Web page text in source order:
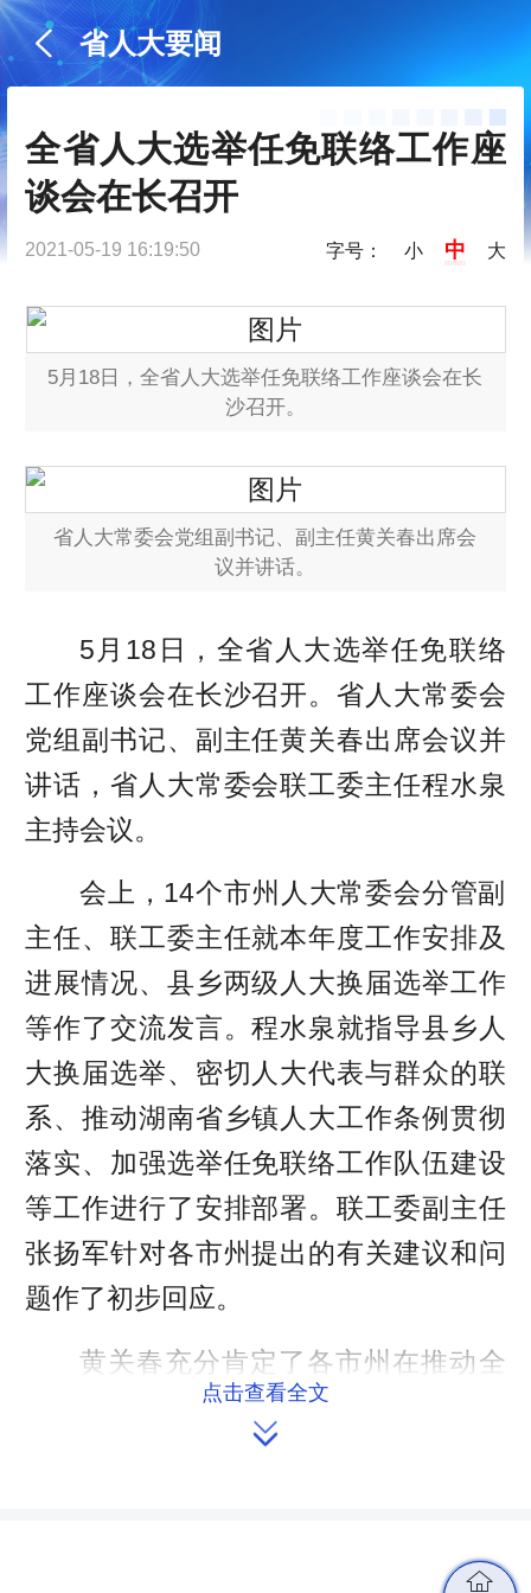
省人大要闻
全省人大选举任免联络工作座
谈会在长召开
2021-05-19 16:19:50 字号： 小 中 大
5月18日，全省人大选举任免联络工作座谈会在长
沙召开。
省人大常委会党组副书记、副主任黄关春出席会
议并讲话。
5月18日，全省人大选举任免联络
工作座谈会在长沙召开。省人大常委会
党组副书记、副主任黄关春出席会议并
讲话，省人大常委会联工委主任程水泉
主持会议。
会上，14个市州人大常委会分管副
主任、联工委主任就本年度工作安排及
进展情况、县乡两级人大换届选举工作
等作了交流发言。程水泉就指导县乡人
大换届选举、密切人大代表与群众的联
系、推动湖南省乡镇人大工作条例贯彻
落实、加强选举任免联络工作队伍建设
等工作进行了安排部署。联工委副主任
张扬军针对各市州提出的有关建议和问
题作了初步回应。
黄关春充分肯定了各市州在推动全
省人大选举任免联络工作高质量发展上
所作的努力。他强调，人大选举任免联
点击查看全文
